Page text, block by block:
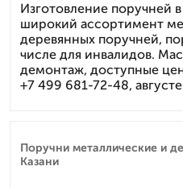
Изготовление поручней
широкий ассортимент
деревянных поручней,
числе для инвалидов.
демонтаж, доступные
+7 499 681-72-48,
Поручни металлические и
Казани